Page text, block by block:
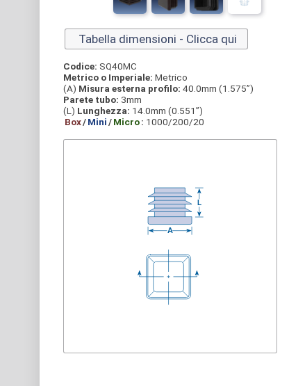
Tabella dimensioni - Clicca qui
Codice: SQ40MC
Metrico o Imperiale: Metrico
(A) Misura esterna profilo: 40.0mm (1.575”)
Parete tubo: 3mm
(L) Lunghezza: 14.0mm (0.551”)
Box/Mini/Micro: 1000/200/20